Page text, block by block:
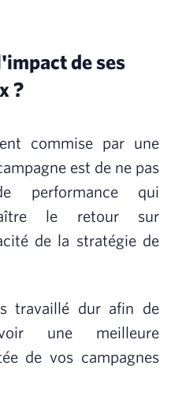
de ses
?
commise par une
est de ne pas
performance qui
le retour sur
de la stratégie de
travaillé dur afin de
une meilleure
de vos campagnes